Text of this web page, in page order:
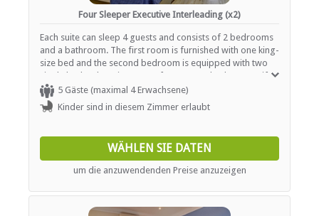
Four Sleeper Executive Interleading (x2)
Each suite can sleep 4 guests and consists of 2 bedrooms
and a bathroom. The first room is furnished with one king-
size bed and the second bedroom is equipped with two
single beds. There is a space for an extra bed or a cot if
required. The bathroom is fitted with a shower and bath, a
basin and a toilet. In addition, each room contains air-
conditioning, a TV with selected DStv channels and tea-
5 Gäste (maximal 4 Erwachsene)
Kinder sind in diesem Zimmer erlaubt
WÄHLEN SIE DATEN
um die anzuwendenden Preise anzuzeigen